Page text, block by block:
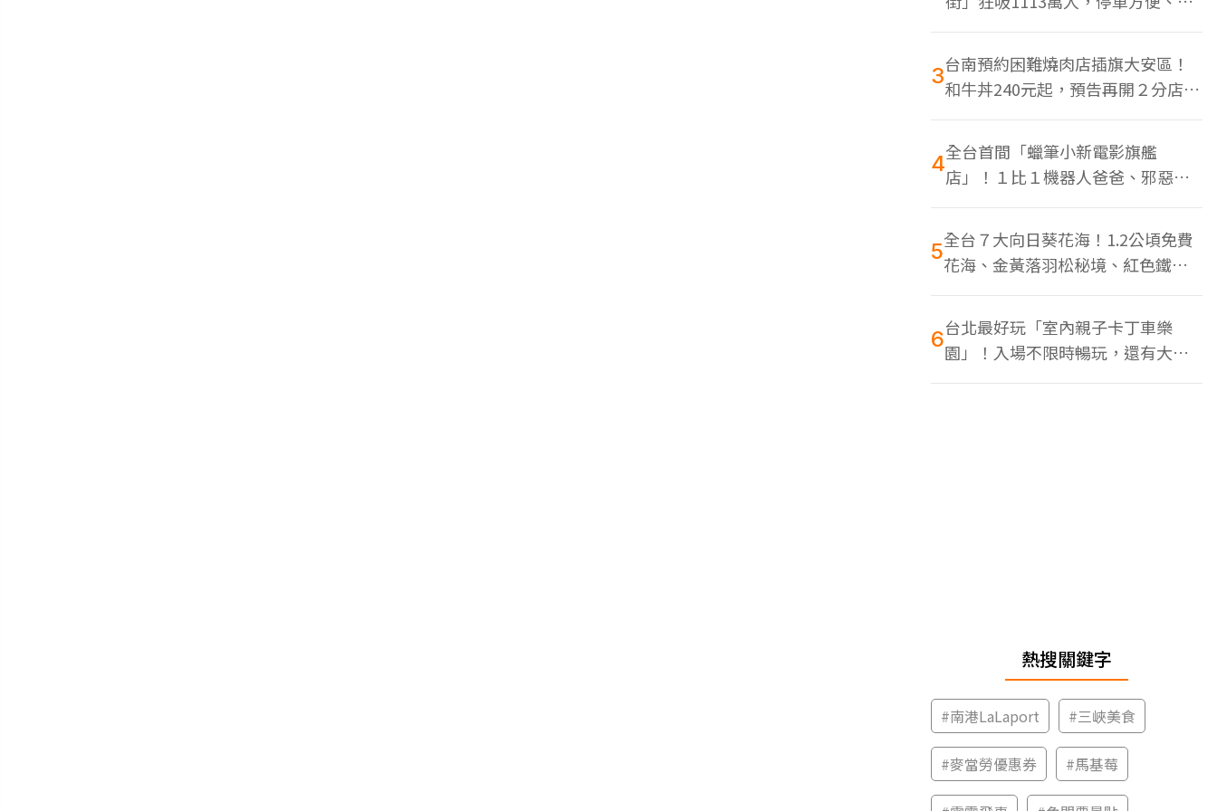
色美食多
3台南預約困難燒肉店插旗大安區！
和牛丼240元起，預告再開２分店、
地點曝光
4全台首間「蠟筆小新電影旗艦
店」！１比１機器人爸爸、邪惡正
男，百款周邊買翻
5全台７大向日葵花海！1.2公頃免費
花海、金黃落羽松秘境、紅色鐵橋
同框
6台北最好玩「室內親子卡丁車樂
園」！入場不限時暢玩，還有大螢
幕Switch遊戲區
熱搜關鍵字
#南港LaLaport #三峽美食
#麥當勞優惠券 #馬基莓